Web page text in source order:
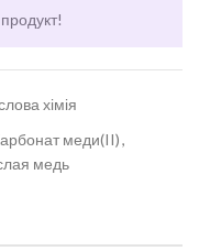
хімія
меди(II),
медь